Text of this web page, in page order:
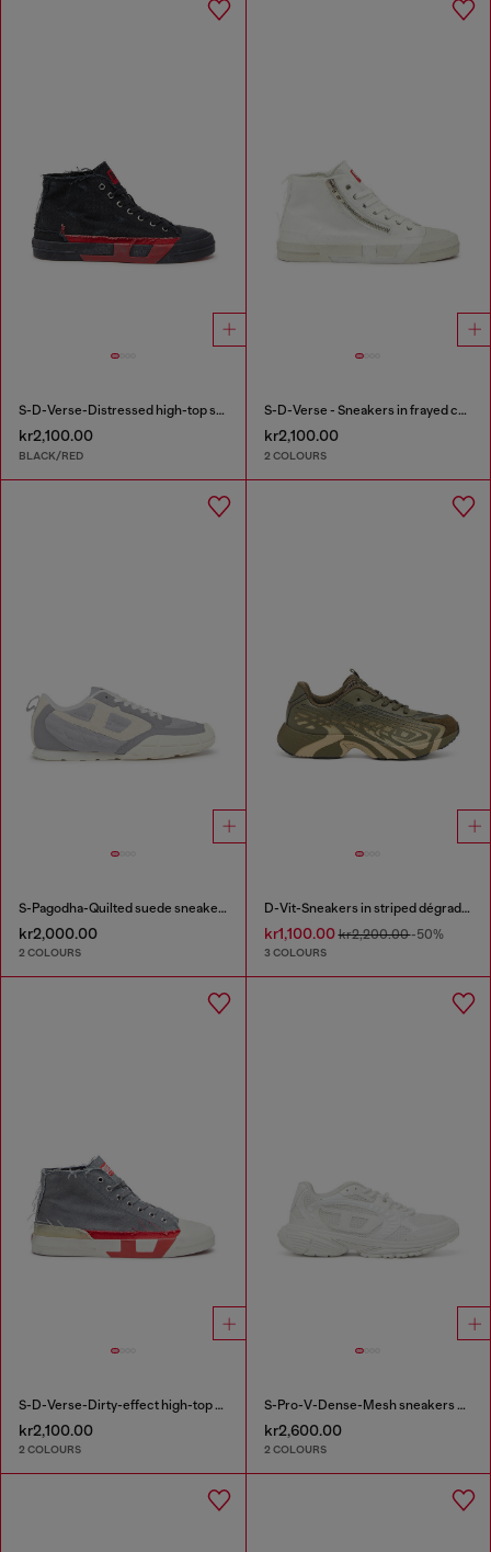
S-D-Verse-Distressed high-top sneakers in canvas
kr2,100.00
BLACK/RED
S-D-Verse - Sneakers in frayed canvas with D logo
kr2,100.00
2 COLOURS
S-Pagodha-Quilted suede sneakers
kr2,000.00
2 COLOURS
D-Vit-Sneakers in striped dégradé mesh
kr1,100.00kr2,200.00-50%
3 COLOURS
S-D-Verse-Dirty-effect high-top canvas sneakers
kr2,100.00
2 COLOURS
S-Pro-V-Dense-Mesh sneakers with Oval D logo
kr2,600.00
2 COLOURS